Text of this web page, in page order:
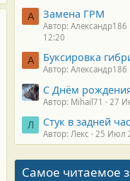
А Замена ГРМ
Автор: Александр186
12:20
А Буксировка
Автор: Александр186
С Днём
Автор: Mihail71 27
Л Стук в задней
Автор: Лекс 25 Июл
Самое читаемое